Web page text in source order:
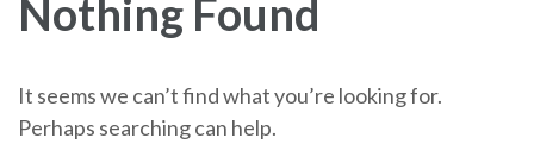
Nothing Found
It seems we can’t find what you’re looking for.
Perhaps searching can help.